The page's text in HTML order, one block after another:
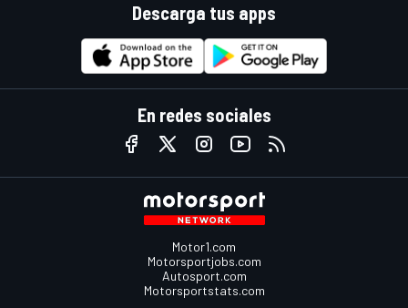
Descarga tus apps
En redes sociales
Motor1.com
Motorsportjobs.com
Autosport.com
Motorsportstats.com